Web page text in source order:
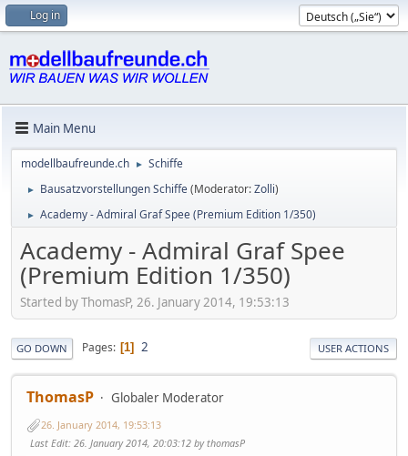
Log in
Main Menu
modellbaufreunde.ch ► Schiffe
► Bausatzvorstellungen Schiffe(Moderator:Zolli)
► Academy - Admiral Graf Spee (Premium Edition 1/350)
Academy - Admiral Graf Spee
(Premium Edition 1/350)
Started by ThomasP, 26. January 2014, 19:53:13
GO DOWN Pages 1 2 USER ACTIONS
ThomasP Globaler Moderator
26. January 2014, 19:53:13
Last Edit: 26. January 2014, 20:03:12 by thomasP